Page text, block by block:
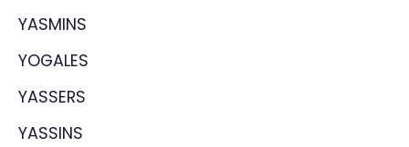
YASMINS
YOGALES
YASSERS
YASSINS